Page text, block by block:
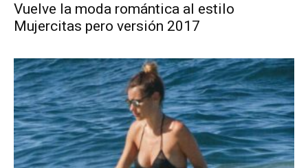
Vuelve la moda romántica al estilo
Mujercitas pero versión 2017